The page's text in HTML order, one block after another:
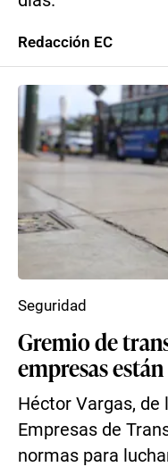
Redacción EC
Gremio de
empresas
Héctor Vargas, de
Empresas de
normas para
Seguridad